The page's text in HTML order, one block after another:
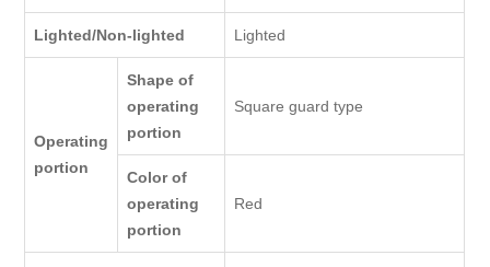
Lighted/Non-lighted Lighted
Operating
portion
Shape of
operating
portion
Square guard type
Color of
operating
portion
Red